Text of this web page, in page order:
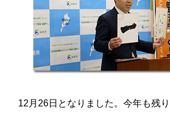
12月26日となりました。今年も残